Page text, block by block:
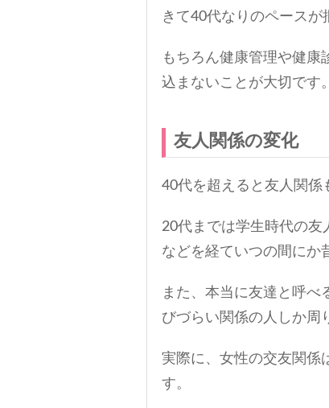
きて40代なりのペースが
もちろん健康管理や健康
込まないことが大切です。
友人関係の変化
40代を超えると友人関係
20代までは学生時代の友
などを経ていつの間にか
また、本当に友達と呼べ
びづらい関係の人しか周
実際に、女性の交友関係
す。